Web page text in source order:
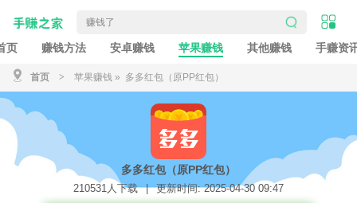
页 赚钱方法 安卓赚钱 苹果赚钱 其他赚钱 手赚资
首页 > 苹果赚钱 » 多多红包（原PP红包）
多多红包（原PP红包）
210531人下载 | 更新时间: 2025-04-30 09:47